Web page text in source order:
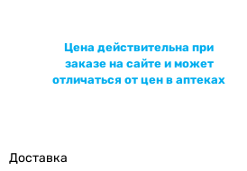
Цена действительна при
заказе на сайте и может
отличаться от цен в аптеках
Доставка